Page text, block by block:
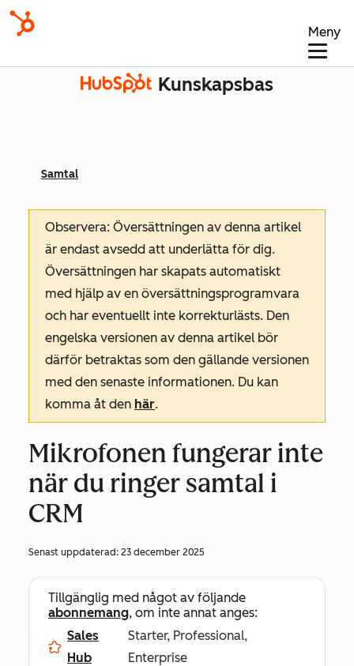
Meny
Kunskapsbas
Samtal
Observera: Översättningen av denna artikel
är endast avsedd att underlätta för dig.
Översättningen har skapats automatiskt
med hjälp av en översättningsprogramvara
och har eventuellt inte korrekturlästs. Den
engelska versionen av denna artikel bör
därför betraktas som den gällande versionen
med den senaste informationen. Du kan
komma åt den här.
Mikrofonen fungerar inte
när du ringer samtal i
CRM
Senast uppdaterad: 23 december 2025
Tillgänglig med något av följande
abonnemang, om inte annat anges:
Sales
Hub
Starter, Professional,
Enterprise